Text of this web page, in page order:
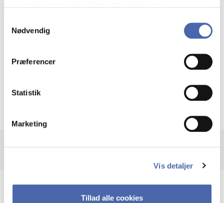
markedsføring. Du bestemmer selv - og kan altid trække
Nødvendig
Præferencer
Statistik
Marketing
Vis detaljer
Tillad alle cookies
Krigen i Ukraine